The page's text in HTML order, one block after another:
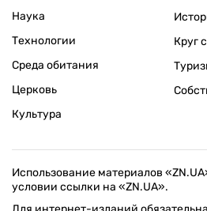
Наука
Технологии
Среда обитания
Церковь
Культура
Круг
Использование материалов
условии ссылки на «ZN.UA».